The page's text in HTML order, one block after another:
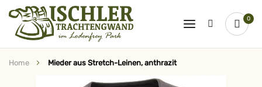
0
Home Mieder aus Stretch-Leinen, anthrazit